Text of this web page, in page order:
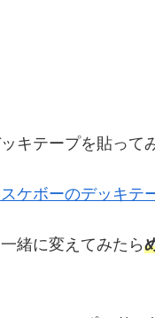
キテープを貼って
ケボーのデッキテ
緒に変えてみたら